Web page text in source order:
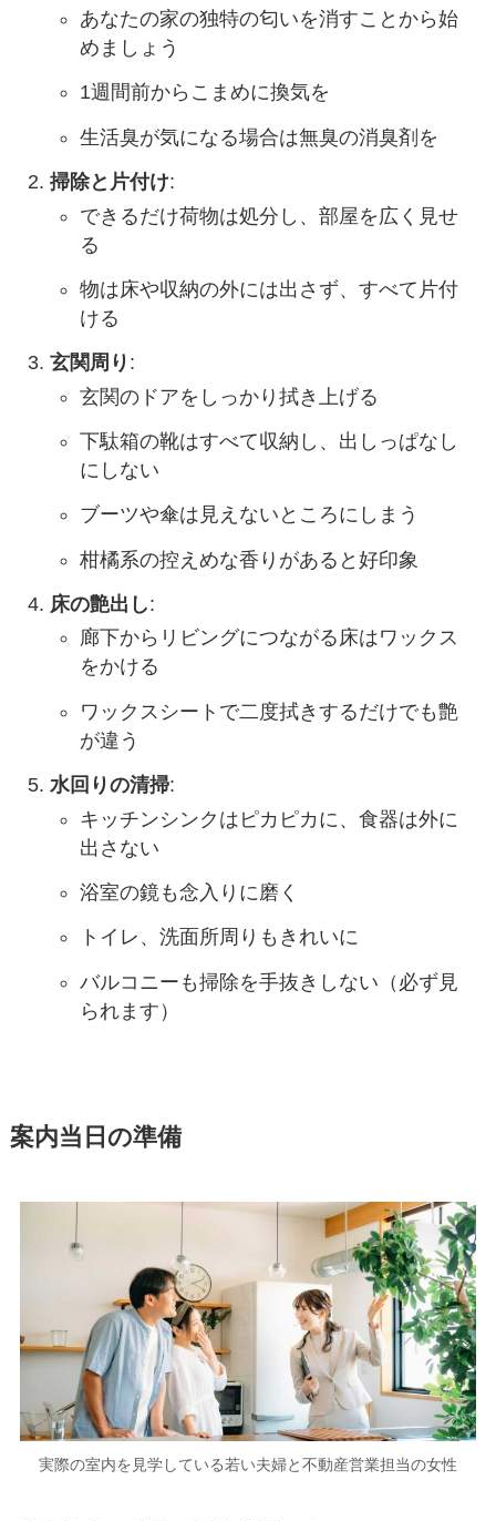
あなたの家の独特の匂いを消すことから始
めましょう
1週間前からこまめに換気を
生活臭が気になる場合は無臭の消臭剤を
掃除と片付け:
できるだけ荷物は処分し、部屋を広く見せ
る
物は床や収納の外には出さず、すべて片付
ける
玄関周り :
玄関のドアをしっかり拭き上げる
下駄箱の靴はすべて収納し、出しっぱなし
にしない
ブーツや傘は見えないところにしまう
柑橘系の控えめな香りがあると好印象
床の艶出し:
廊下からリビングにつながる床はワックス
をかける
ワックスシートで二度拭きするだけでも艶
が違う
水回りの清掃:
キッチンシンクはピカピカに、食器は外に
出さない
浴室の鏡も念入りに磨く
トイレ、洗面所周りもきれいに
バルコニーも掃除を手抜きしない（必ず見
られます）
案内当日の準備
実際の室内を見学している若い夫婦と不動産営業担当の女性